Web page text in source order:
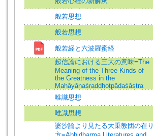
般若思想
般若思想
般若経と六波羅蜜経
起信論における三大の意味=The
Meaning of the Three Kinds of
the Greatness in the
Mahāyānaśraddhotpādaśāstra
唯識思想
唯識思想
婆沙論より見たる大乗教団の在り